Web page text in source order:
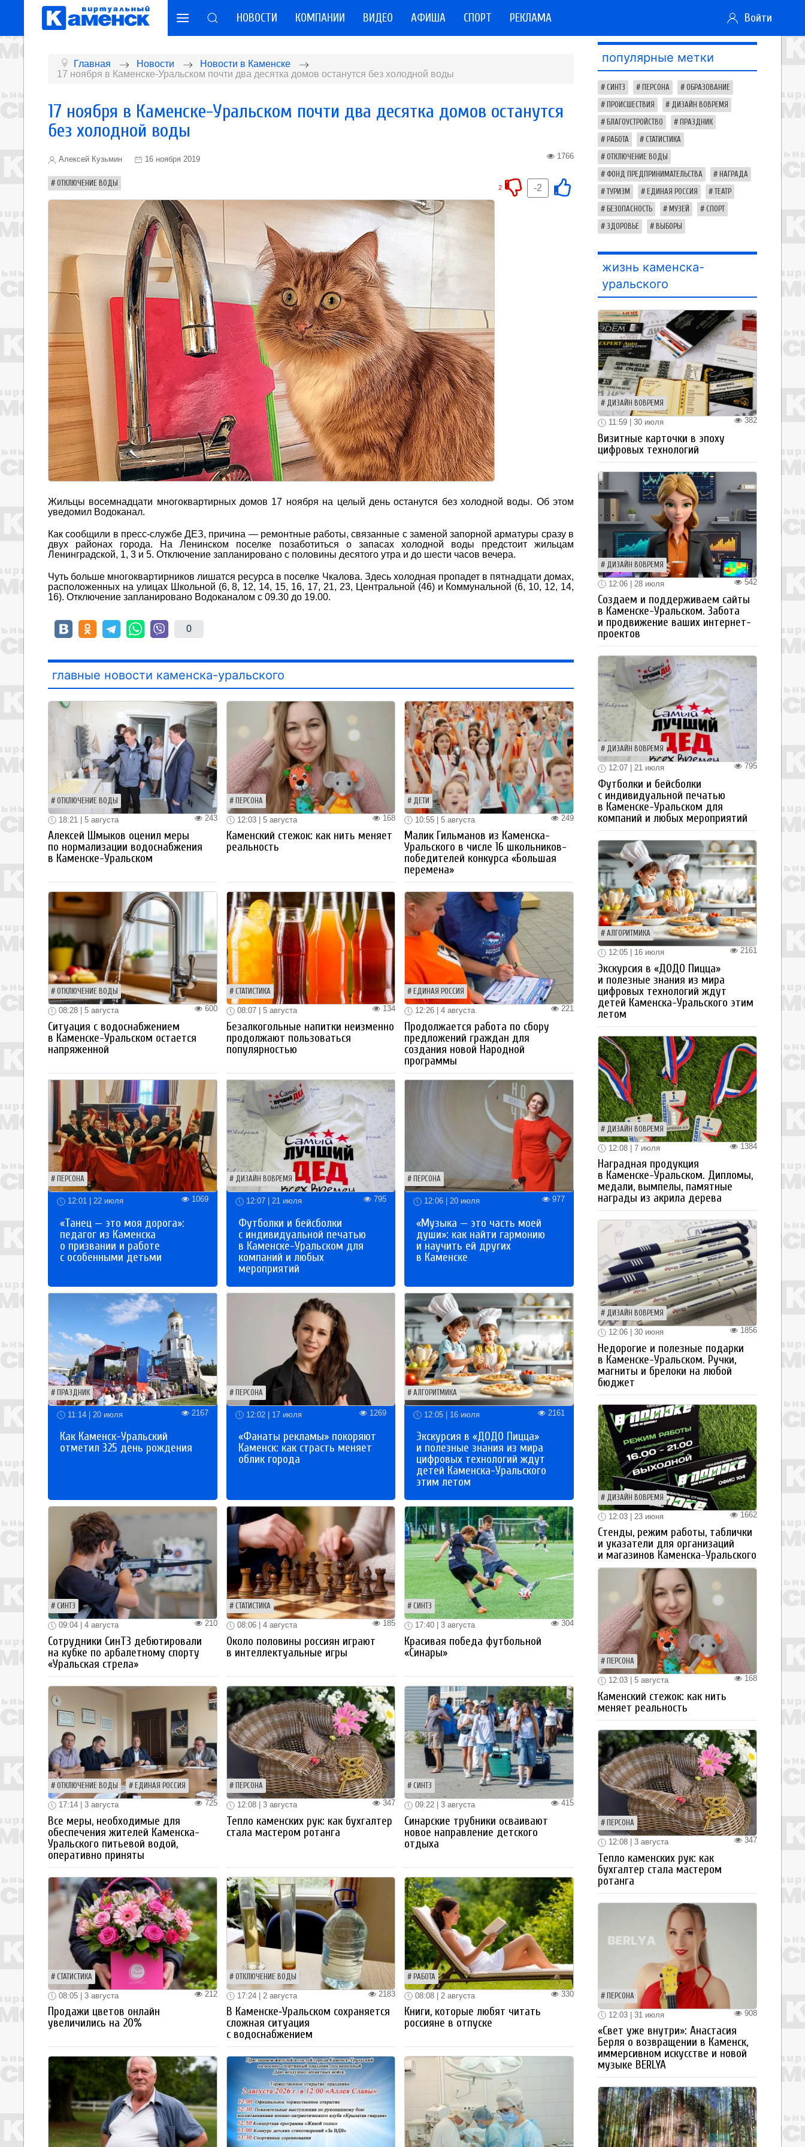
НОВОСТИ КОМПАНИИ ВИДЕО АФИША СПОРТ РЕКЛАМА Войти
Главная Новости
Новости в Каменске
17 ноября в Каменске-Уральском почти два десятка домов останутся без холодной воды
17 ноября в Каменске-Уральском почти два десятка домов останутся
без холодной воды
Алексей Кузьмин 16 ноября 2019 1766
ОТКЛЮЧЕНИЕ ВОДЫ -2
2
Жильцы восемнадцати многоквартирных домов 17 ноября на целый день останутся без холодной воды. Об этом
уведомил Водоканал.
Как сообщили в пресс-службе ДЕЗ, причина — ремонтные работы, связанные с заменой запорной арматуры сразу в
двух районах города. На Ленинском поселке позаботиться о запасах холодной воды предстоит жильцам
Ленинградской, 1, 3 и 5. Отключение запланировано с половины десятого утра и до шести часов вечера.
Чуть больше многоквартирников лишатся ресурса в поселке Чкалова. Здесь холодная пропадет в пятнадцати домах,
расположенных на улицах Школьной (6, 8, 12, 14, 15, 16, 17, 21, 23, Центральной (46) и Коммунальной (6, 10, 12, 14,
16). Отключение запланировано Водоканалом с 09.30 до 19.00.
0
главные новости каменска-уральского
ОТКЛЮЧЕНИЕ ВОДЫ
243
18:21 | 5 августа
Алексей Шмыков оценил меры
по нормализации водоснабжения
в Каменске-Уральском
ПЕРСОНА
168
12:03 | 5 августа
Каменский стежок: как нить меняет
реальность
ДЕТИ
249
10:55 | 5 августа
Малик Гильманов из Каменска-
Уральского в числе 16 школьников-
победителей конкурса «Большая
перемена»
ОТКЛЮЧЕНИЕ ВОДЫ
600
08:28 | 5 августа
Ситуация с водоснабжением
в Каменске-Уральском остается
напряженной
СТАТИСТИКА
134
08:07 | 5 августа
Безалкогольные напитки неизменно
продолжают пользоваться
популярностью
ЕДИНАЯ РОССИЯ
221
12:26 | 4 августа
Продолжается работа по сбору
предложений граждан для
создания новой Народной
программы
ПЕРСОНА
12:01 | 22 июля 1069
«Танец — это моя дорога»:
педагог из Каменска
о призвании и работе
с особенными детьми
ДИЗАЙН ВОВРЕМЯ
12:07 | 21 июля 795
Футболки и бейсболки
с индивидуальной печатью
в Каменске-Уральском для
компаний и любых
мероприятий
ПЕРСОНА
12:06 | 20 июля 977
«Музыка — это часть моей
души»: как найти гармонию
и научить ей других
в Каменске
ПРАЗДНИК
11:14 | 20 июля 2167
Как Каменск-Уральский
отметил 325 день рождения
ПЕРСОНА
12:02 | 17 июля 1269
«Фанаты рекламы» покоряют
Каменск: как страсть меняет
облик города
АЛГОРИТМИКА
12:05 | 16 июля 2161
Экскурсия в «ДОДО Пицца»
и полезные знания из мира
цифровых технологий ждут
детей Каменска-Уральского
этим летом
СИНТЗ
210
09:04 | 4 августа
Сотрудники СинТЗ дебютировали
на кубке по арбалетному спорту
«Уральская стрела»
СТАТИСТИКА
185
08:06 | 4 августа
Около половины россиян играют
в интеллектуальные игры
СИНТЗ
304
17:40 | 3 августа
Красивая победа футбольной
«Синары»
ОТКЛЮЧЕНИЕ ВОДЫ ЕДИНАЯ РОССИЯ
725
17:14 | 3 августа
Все меры, необходимые для
обеспечения жителей Каменска-
Уральского питьевой водой,
оперативно приняты
ПЕРСОНА
347
12:08 | 3 августа
Тепло каменских рук: как бухгалтер
стала мастером ротанга
СИНТЗ
415
09:22 | 3 августа
Синарские трубники осваивают
новое направление детского
отдыха
СТАТИСТИКА
212
08:05 | 3 августа
Продажи цветов онлайн
увеличились на 20%
ОТКЛЮЧЕНИЕ ВОДЫ
2183
17:24 | 2 августа
В Каменске‑Уральском сохраняется
сложная ситуация
с водоснабжением
РАБОТА
330
08:08 | 2 августа
Книги, которые любят читать
россияне в отпуске
популярные метки
СИНТЗ ПЕРСОНА ОБРАЗОВАНИЕ
ПРОИСШЕСТВИЯ ДИЗАЙН ВОВРЕМЯ
БЛАГОУСТРОЙСТВО ПРАЗДНИК
РАБОТА СТАТИСТИКА
ОТКЛЮЧЕНИЕ ВОДЫ
ФОНД ПРЕДПРИНИМАТЕЛЬСТВА НАГРАДА
ТУРИЗМ ЕДИНАЯ РОССИЯ ТЕАТР
БЕЗОПАСНОСТЬ МУЗЕЙ СПОРТ
ЗДОРОВЬЕ ВЫБОРЫ
жизнь каменска-
уральского
ДИЗАЙН ВОВРЕМЯ
382
11:59 | 30 июля
Визитные карточки в эпоху
цифровых технологий
ДИЗАЙН ВОВРЕМЯ
542
12:06 | 28 июля
Создаем и поддерживаем сайты
в Каменске-Уральском. Забота
и продвижение ваших интернет-
проектов
ДИЗАЙН ВОВРЕМЯ
795
12:07 | 21 июля
Футболки и бейсболки
с индивидуальной печатью
в Каменске-Уральском для
компаний и любых мероприятий
АЛГОРИТМИКА
2161
12:05 | 16 июля
Экскурсия в «ДОДО Пицца»
и полезные знания из мира
цифровых технологий ждут
детей Каменска-Уральского этим
летом
ДИЗАЙН ВОВРЕМЯ
1384
12:08 | 7 июля
Наградная продукция
в Каменске-Уральском. Дипломы,
медали, вымпелы, памятные
награды из акрила дерева
ДИЗАЙН ВОВРЕМЯ
1856
12:06 | 30 июня
Недорогие и полезные подарки
в Каменске-Уральском. Ручки,
магниты и брелоки на любой
бюджет
ДИЗАЙН ВОВРЕМЯ
1662
12:03 | 23 июня
Стенды, режим работы, таблички
и указатели для организаций
и магазинов Каменска-Уральского
ПЕРСОНА
168
12:03 | 5 августа
Каменский стежок: как нить
меняет реальность
ПЕРСОНА
347
12:08 | 3 августа
Тепло каменских рук: как
бухгалтер стала мастером
ротанга
ПЕРСОНА
908
12:03 | 31 июля
«Свет уже внутри»: Анастасия
Берля о возвращении в Каменск,
иммерсивном искусстве и новой
музыке BERLYA